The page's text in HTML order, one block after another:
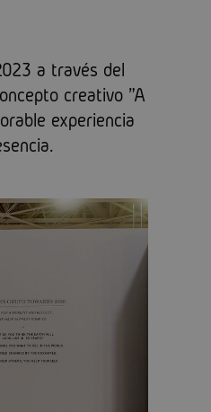
a través del
creativo "A
experiencia